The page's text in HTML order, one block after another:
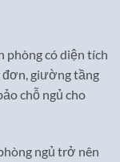
phòng có diện tích
đơn, giường tầng
chỗ ngủ cho
ngủ trở nên